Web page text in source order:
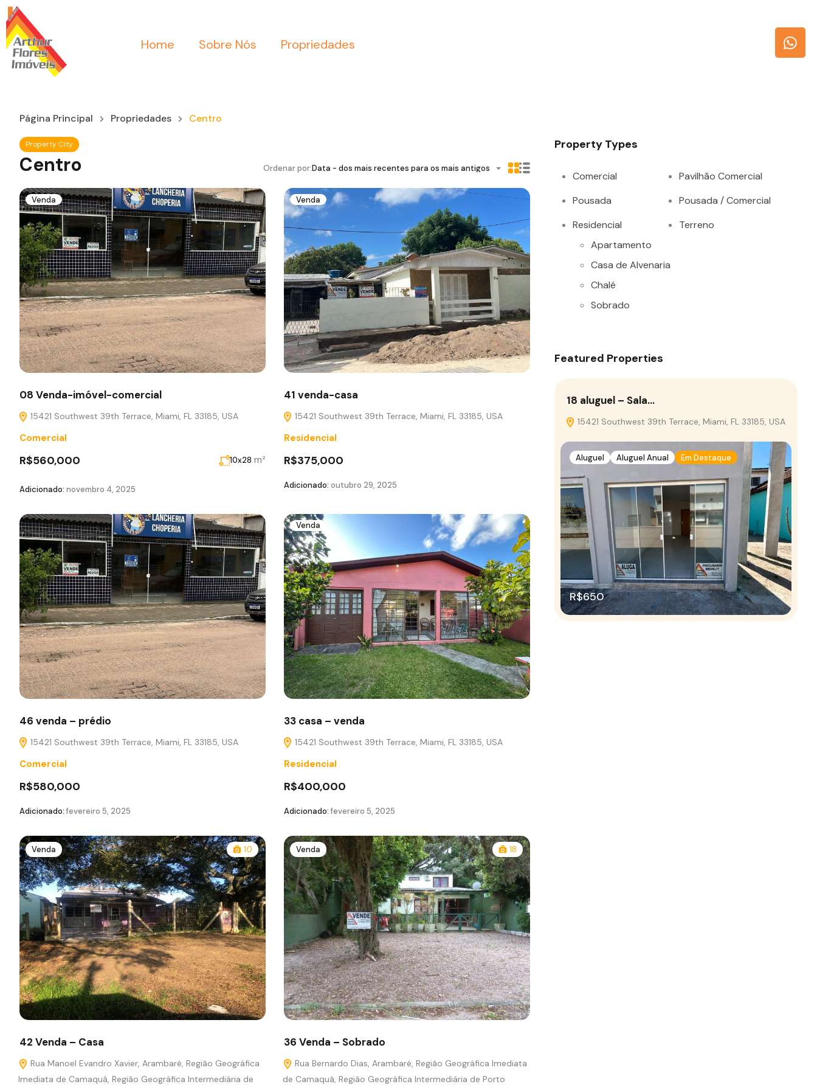
Home Sobre Nós Propriedades
Página Principal Propriedades Centro
Property City
Centro Ordenar por:Data - dos mais recentes para os mais antigos
Venda
08 Venda-imóvel-comercial
15421 Southwest 39th Terrace, Miami, FL 33185, USA
Comercial
R$560,000 10x28 m²
Adicionado: novembro 4, 2025
Venda
41 venda-casa
15421 Southwest 39th Terrace, Miami, FL 33185, USA
Residencial
R$375,000
Adicionado: outubro 29, 2025
46 venda – prédio
15421 Southwest 39th Terrace, Miami, FL 33185, USA
Comercial
R$580,000
Adicionado:fevereiro 5, 2025
Venda
33 casa – venda
15421 Southwest 39th Terrace, Miami, FL 33185, USA
Residencial
R$400,000
Adicionado:fevereiro 5, 2025
Venda 10
42 Venda – Casa
Rua Manoel Evandro Xavier, Arambaré, Região Geográfica
Imediata de Camaquã, Região Geográfica Intermediária de
Venda 18
36 Venda – Sobrado
Rua Bernardo Dias, Arambaré, Região Geográfica Imediata
de Camaquã, Região Geográfica Intermediária de Porto
Property Types
Comercial
Pavilhão Comercial
Pousada
Pousada / Comercial
Residencial
Apartamento
Casa de Alvenaria
Chalé
Sobrado
Terreno
Featured Properties
18 aluguel – Sala…
15421 Southwest 39th Terrace, Miami, FL 33185, USA
Aluguel Aluguel Anual Em Destaque
R$650